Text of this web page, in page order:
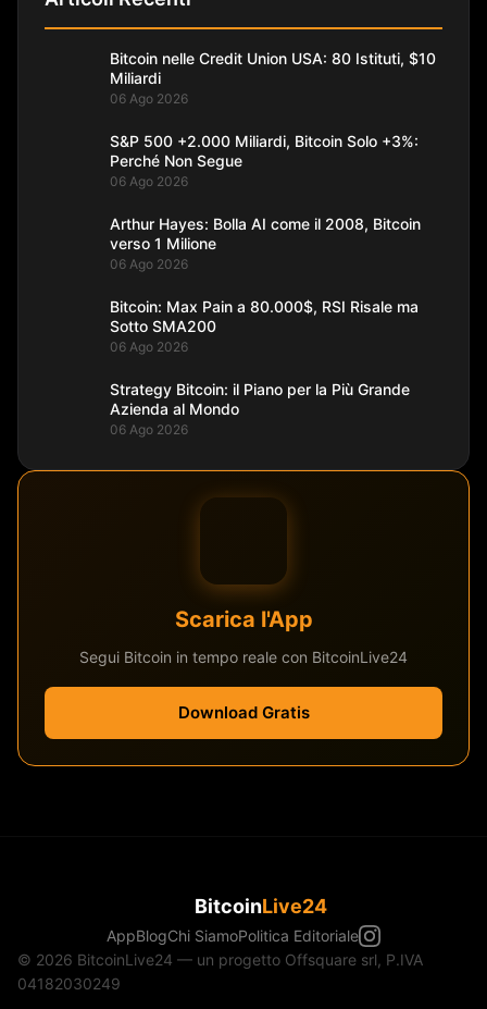
Bitcoin nelle Credit Union USA: 80 Istituti, $10
Miliardi
06 Ago 2026
S&P 500 +2.000 Miliardi, Bitcoin Solo +3%:
Perché Non Segue
06 Ago 2026
Arthur Hayes: Bolla AI come il 2008, Bitcoin
verso 1 Milione
06 Ago 2026
Bitcoin: Max Pain a 80.000$, RSI Risale ma
Sotto SMA200
06 Ago 2026
Strategy Bitcoin: il Piano per la Più Grande
Azienda al Mondo
06 Ago 2026
Scarica l'App
Segui Bitcoin in tempo reale con BitcoinLive24
Download Gratis
BitcoinLive24
AppBlogChi SiamoPolitica Editoriale
© 2026 BitcoinLive24 — un progetto Offsquare srl, P.IVA
04182030249